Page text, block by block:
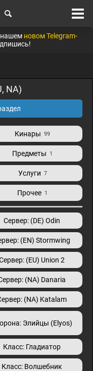
новом Telegram-
NA)
Кинары 99
Предметы 1
Услуги 7
Прочее 1
Сервер: (DE) Odin
(EN) Stormwing
(EU) Union 2
(NA) Danaria
(NA) Katalam
Элийцы (Elyos)
Класс: Гладиатор
Класс: Волшебник